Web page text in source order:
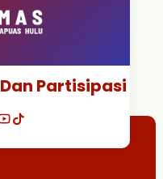
Dan Partisipasi